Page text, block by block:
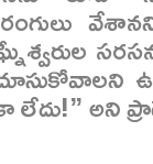
అని